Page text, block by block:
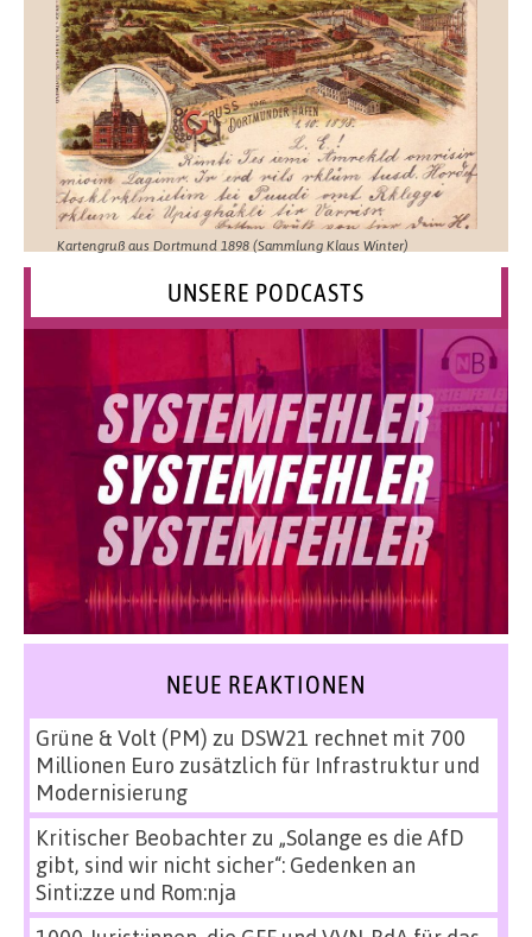
Kartengruß aus Dortmund 1898 (Sammlung Klaus Winter)
UNSERE PODCASTS
NEUE REAKTIONEN
Grüne & Volt (PM) zu DSW21 rechnet mit 700
Millionen Euro zusätzlich für Infrastruktur und
Modernisierung
Kritischer Beobachterzu „Solange es die AfD
gibt, sind wir nicht sicher“: Gedenken an
Sinti:zze und Rom:nja